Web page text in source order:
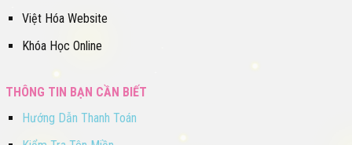
Việt Hóa Website
Khóa Học Online
THÔNG TIN BẠN CẦN BIẾT
Hướng Dẫn Thanh Toán